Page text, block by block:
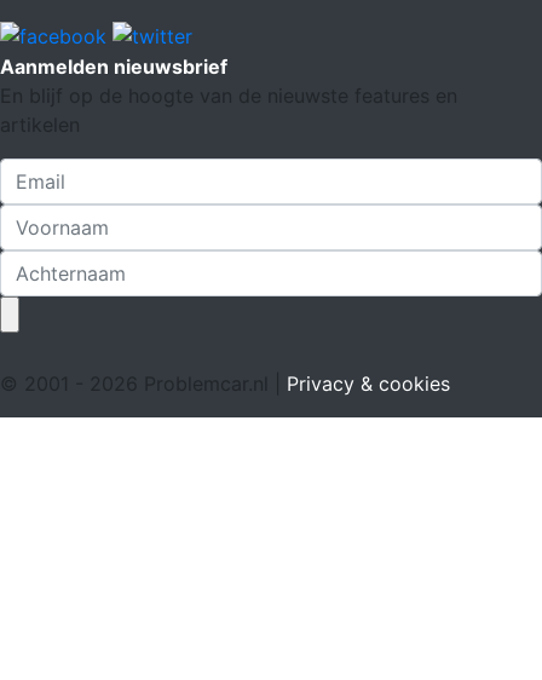
Aanmelden nieuwsbrief
En blijf op de hoogte van de nieuwste features en
artikelen
© 2001 - 2026 Problemcar.nl | Privacy & cookies